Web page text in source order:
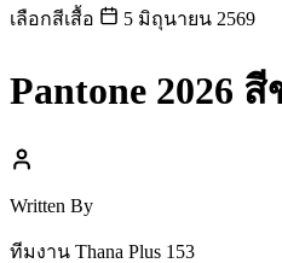
เลือกสีเสื้อ 5 มิถุนายน 2569
Pantone 2026
Written By
ทีมงาน Thana Plus 153